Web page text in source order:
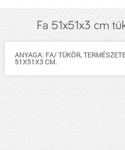
Fa 51x51x3 cm
ANYAGA: FA/ TÜKÖR,
51X51X3 CM.